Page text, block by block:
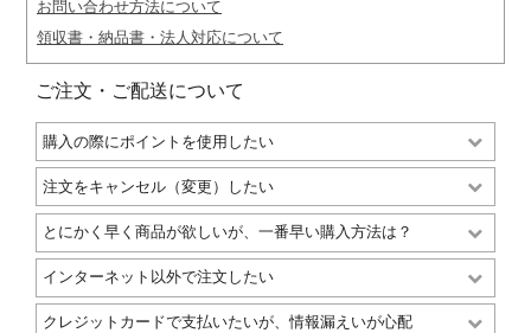
お問い合わせ方法について
領収書・納品書・法人対応について
ご注文・ご配送について
購入の際にポイントを使用したい
注文をキャンセル（変更）したい
とにかく早く商品が欲しいが、一番早い購入方法は？
インターネット以外で注文したい
クレジットカードで支払いたいが、情報漏えいが心配